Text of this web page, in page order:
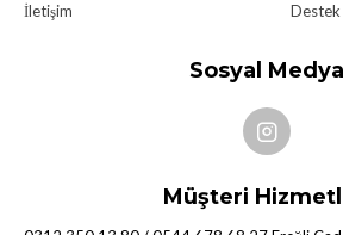
İletişim
Sosyal Medya
Müşteri